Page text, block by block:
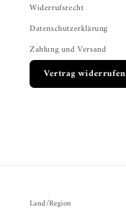
Widerrufsrecht
Datenschutzerklärung
Zahlung und Versand
Vertrag widerrufen
Land/Region